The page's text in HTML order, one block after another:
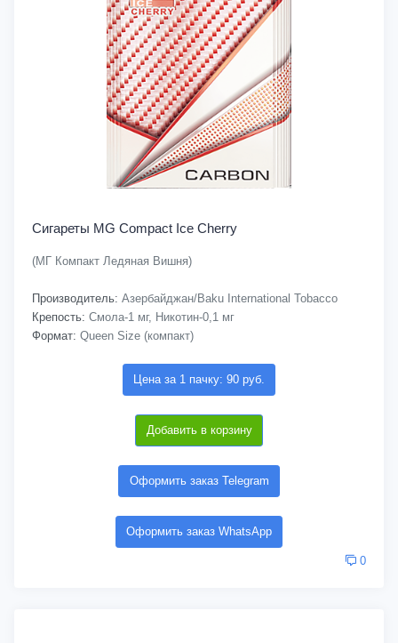
Сигареты MG Compact Ice Cherry
(МГ Компакт Ледяная Вишня)
Производитель: Азербайджан/Baku International Tobacco
Крепость: Смола-1 мг, Никотин-0,1 мг
Формат: Queen Size (компакт)
Цена за 1 пачку: 90 руб.
Добавить в корзину
Оформить заказ Telegram
Оформить заказ WhatsApp
0